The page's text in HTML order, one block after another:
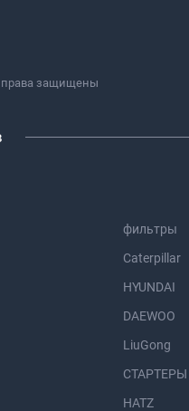
права защищены
фильтры
Caterpillar
HYUNDAI
DAEWOO
LiuGong
СТАРТЕРЫ
HATZ